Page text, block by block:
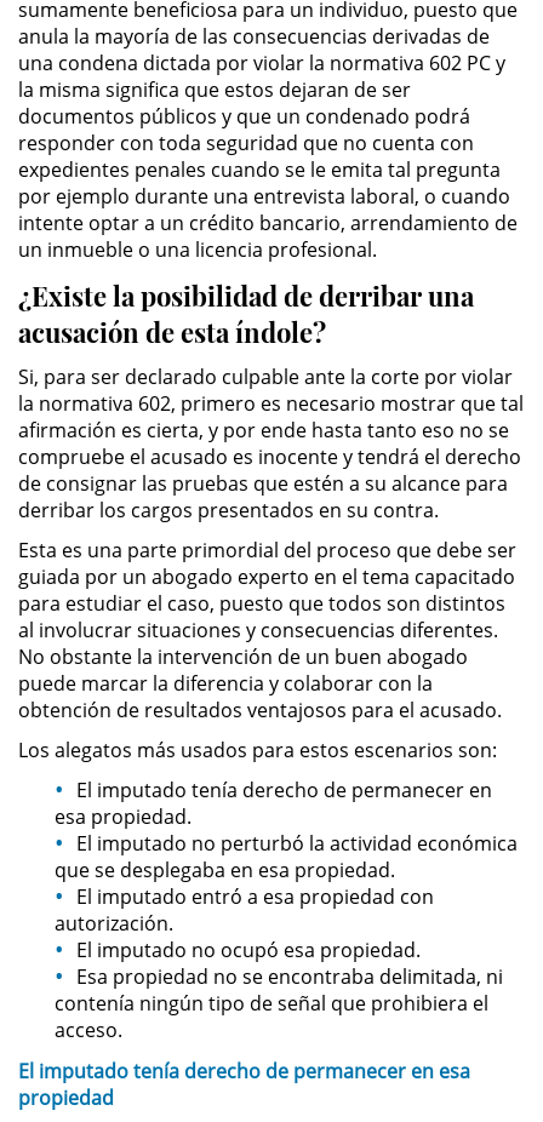
Amenazas Criminales
Lesión Corporal a un Cónyuge
Negligencia Infantil
Orden de Protección de
Emergencia
Orden de Restricción
Permanente
Órdenes de Restricción
Orden de Restricción Temporal
Porno Venganza
Publicar Información Dañina en
Internet
Sustracción de Menores
Violación de una Orden de
Restricción
Assault on a Public Official
Assault with a Deadly Weapon
Battery On A Peace Officer
Battery with Serious Bodily Injury
Simple Assault
Simple Battery
sumamente beneficiosa para un individuo, puesto que
anula la mayoría de las consecuencias derivadas de
una condena dictada por violar la normativa 602 PC y
la misma significa que estos dejaran de ser
documentos públicos y que un condenado podrá
responder con toda seguridad que no cuenta con
expedientes penales cuando se le emita tal pregunta
por ejemplo durante una entrevista laboral, o cuando
intente optar a un crédito bancario, arrendamiento de
un inmueble o una licencia profesional.
¿Existe la posibilidad de derribar una
acusación de esta índole?
Si, para ser declarado culpable ante la corte por violar
la normativa 602, primero es necesario mostrar que tal
afirmación es cierta, y por ende hasta tanto eso no se
compruebe el acusado es inocente y tendrá el derecho
de consignar las pruebas que estén a su alcance para
derribar los cargos presentados en su contra.
Esta es una parte primordial del proceso que debe ser
guiada por un abogado experto en el tema capacitado
para estudiar el caso, puesto que todos son distintos
al involucrar situaciones y consecuencias diferentes.
No obstante la intervención de un buen abogado
puede marcar la diferencia y colaborar con la
obtención de resultados ventajosos para el acusado.
Los alegatos más usados para estos escenarios son:
El imputado tenía derecho de permanecer en
esa propiedad.
El imputado no perturbó la actividad económica
que se desplegaba en esa propiedad.
El imputado entró a esa propiedad con
autorización.
El imputado no ocupó esa propiedad.
Esa propiedad no se encontraba delimitada, ni
contenía ningún tipo de señal que prohibiera el
acceso.
El imputado tenía derecho de permanecer en esa
propiedad